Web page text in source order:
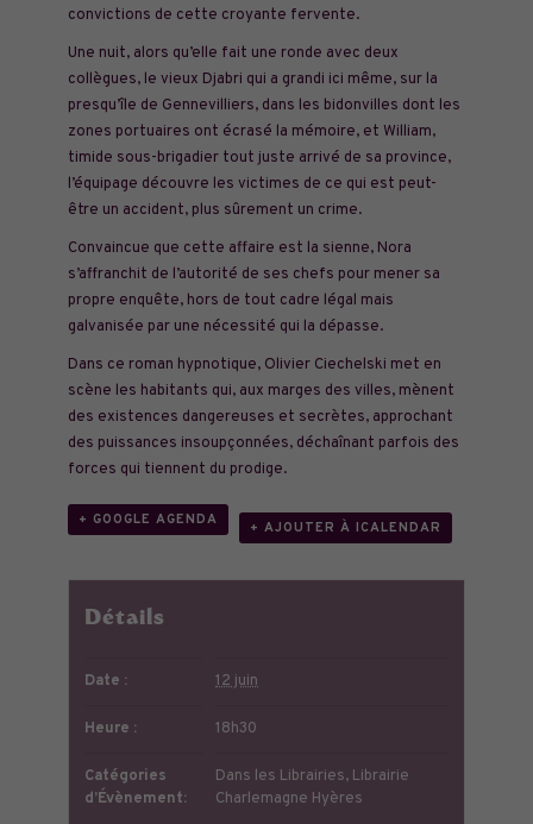
convictions de cette croyante fervente.
Une nuit, alors qu’elle fait une ronde avec deux
collègues, le vieux Djabri qui a grandi ici même, sur la
presqu’île de Gennevilliers, dans les bidonvilles dont les
zones portuaires ont écrasé la mémoire, et William,
timide sous-brigadier tout juste arrivé de sa province,
l’équipage découvre les victimes de ce qui est peut-
être un accident, plus sûrement un crime.
Convaincue que cette affaire est la sienne, Nora
s’affranchit de l’autorité de ses chefs pour mener sa
propre enquête, hors de tout cadre légal mais
galvanisée par une nécessité qui la dépasse.
Dans ce roman hypnotique, Olivier Ciechelski met en
scène les habitants qui, aux marges des villes, mènent
des existences dangereuses et secrètes, approchant
des puissances insoupçonnées, déchaînant parfois des
forces qui tiennent du prodige.
+ GOOGLE AGENDA
+ AJOUTER À ICALENDAR
Détails
Date : 12 juin
Heure : 18h30
Catégories
d’Évènement:
Dans les Librairies, Librairie
Charlemagne Hyères